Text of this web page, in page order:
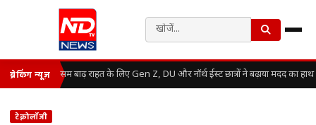
ब्रेकिंग न्यूज़ असम बाढ़ राहत के लिए Gen Z, DU और नॉर्थ ईस्ट छात्रों ने बढ़ाया मदद का हाथ
टेक्नोलॉजी